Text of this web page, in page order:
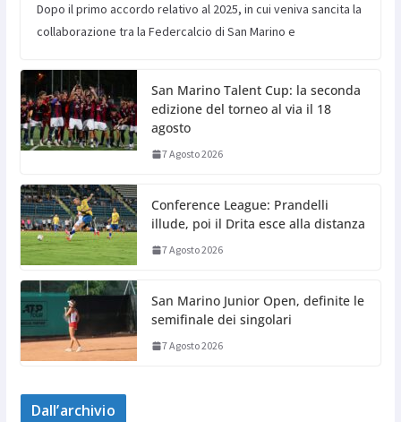
Dopo il primo accordo relativo al 2025, in cui veniva sancita la
collaborazione tra la Federcalcio di San Marino e
San Marino Talent Cup: la seconda
edizione del torneo al via il 18
agosto
7 Agosto 2026
Conference League: Prandelli
illude, poi il Drita esce alla distanza
7 Agosto 2026
San Marino Junior Open, definite le
semifinale dei singolari
7 Agosto 2026
Dall’archivio